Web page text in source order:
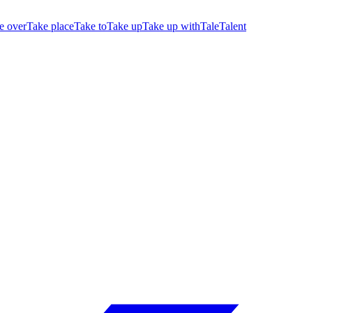
overTake placeTake toTake upTake up withTaleTalent